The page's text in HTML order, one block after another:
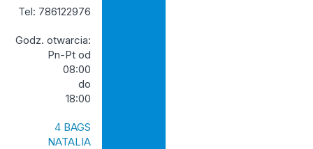
Tel: 786122976
Godz. otwarcia:
Pn-Pt od
08:00
do
18:00
4 BAGS
NATALIA